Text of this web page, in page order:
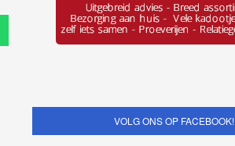
VOLG ONS OP FACEBOOK!